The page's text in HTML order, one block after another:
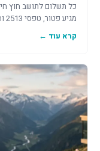
מגיע פטור, טפסי 2513 והצהרות הבנק.
קרא עוד ←